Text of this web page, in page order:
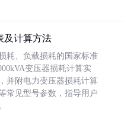
及计算方法
耗、负载损耗的国家标准
变压器损耗计算实
并附电力变压器损耗计算
常见型号参数，指导用户